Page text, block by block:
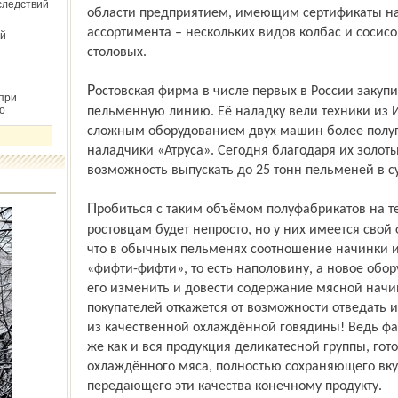
области предприятием, имеющим сертификаты
ассортимента – нескольких видов колбас и
столовых.
Ростовская фирма в числе первых в России закупила и запустила в производство
пельменную линию. Её наладку вели техники из
сложным оборудованием двух машин более
наладчики «Атруса». Сегодня благодаря их
возможность выпускать до 25 тонн пельменей в
Пробиться с таким объёмом полуфабрикатов на тесный пельменный рынок
ростовцам будет непросто, но у них имеется
что в обычных пельменях соотношение начинки
«фифти-фифти», то есть наполовину, а новое
его изменить и довести содержание мясной
покупателей откажется от возможности
из качественной охлаждённой говядины! Ведь
же как и вся продукция деликатесной группы,
охлаждённого мяса, полностью сохраняющего
передающего эти качества конечному продукту.